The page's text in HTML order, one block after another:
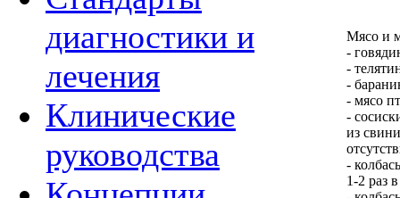
диагностики и
лечения
Клинические
руководства
Мясо и
-
-
-
- мясо
-
из
-
1-2 раз